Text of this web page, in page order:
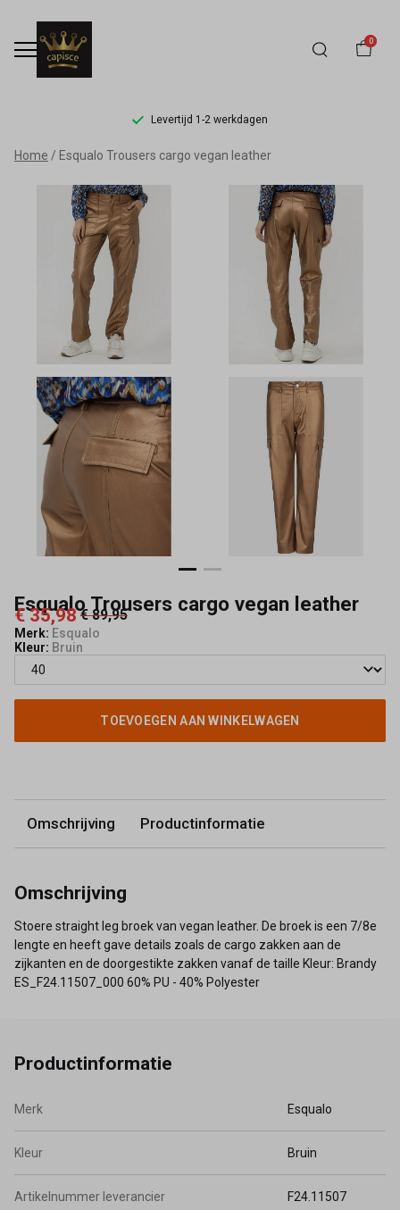
0
Levertijd 1-2 werkdagen
Esqualo
Trousers
cargo
vegan
leather
Capisce
Mode
Home Esqualo Trousers cargo vegan leather
Esqualo Trousers cargo vegan leather
€ 35,98 € 89,95
Merk: Esqualo
Kleur: Bruin
TOEVOEGEN AAN WINKELWAGEN
Omschrijving Productinformatie
Omschrijving
Stoere straight leg broek van vegan leather. De broek is een 7/8e
lengte en heeft gave details zoals de cargo zakken aan de
zijkanten en de doorgestikte zakken vanaf de taille Kleur: Brandy
ES_F24.11507_000 60% PU - 40% Polyester
Productinformatie
Merk Esqualo
Kleur Bruin
Artikelnummer leverancier F24.11507